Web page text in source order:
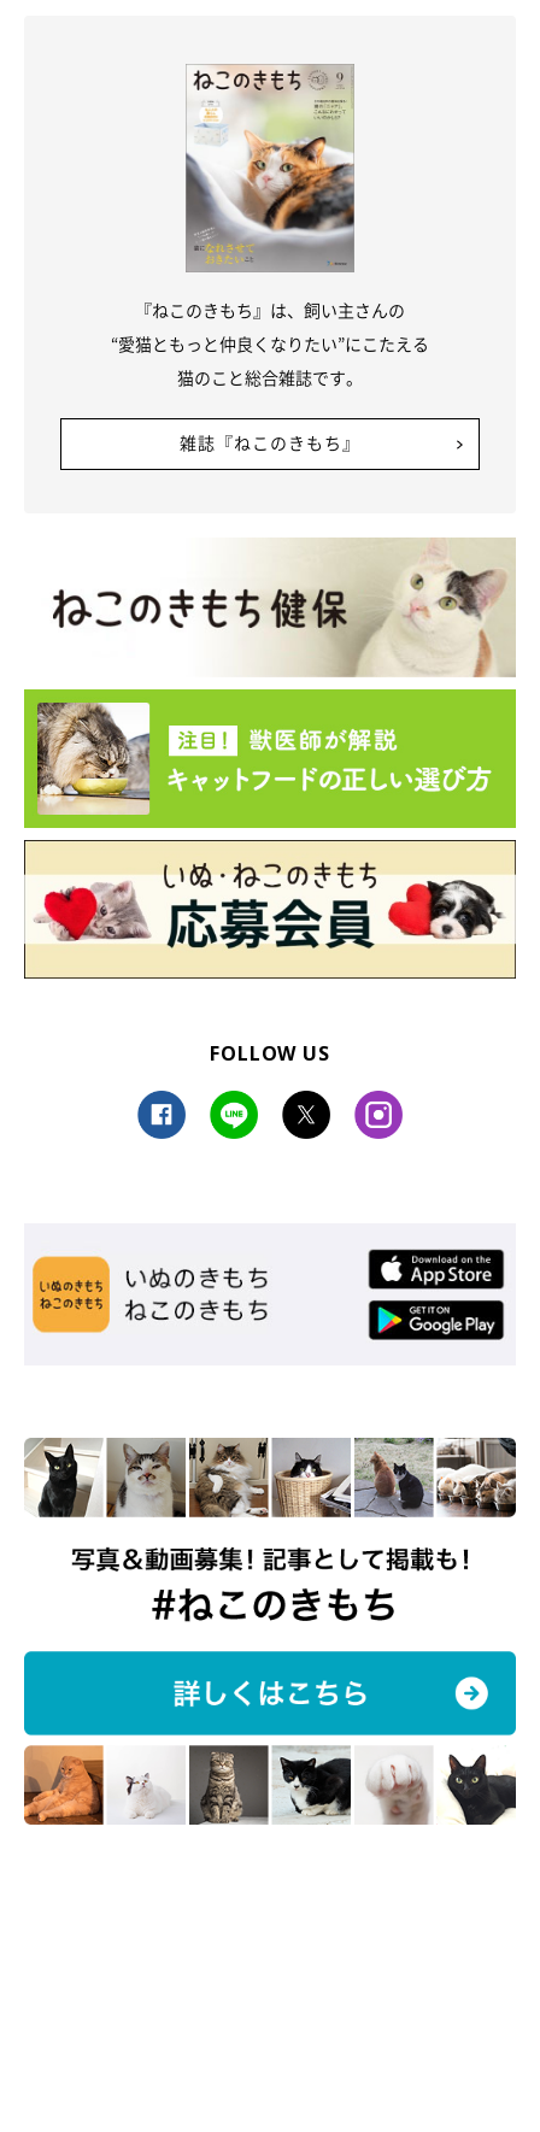
ねこのきもち投稿写真ギャラリー
夜は飼い主さんが帰宅して、たっぷり一緒に過ごすことができる
参考／「ねこのきもち」2020年5月号『「そのとき」「その猫」
に合った絆の強め方 猫とTimeコミュニケーションしてみません
か？』（監修：帝京科学大学生命環境学部講師 動物看護師 小野
寺温先生）
文／いちのへ
※写真はスマホアプリ「いぬ・ねこのきもち」で投稿されたもの
です。
※記事と写真に関連性はありませんので予めご了承ください。
『ねこのきもち』は、飼い主さんの
“愛猫ともっと仲良くなりたい”にこたえる
猫のこと総合雑誌です。
雑誌『ねこのきもち』
FOLLOW US